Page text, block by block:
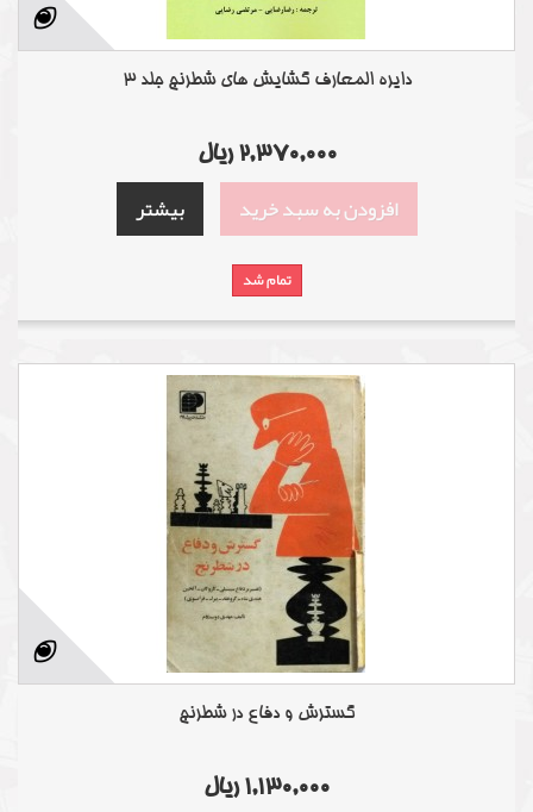
دایره المعارف گشایش های شطرنج جلد 3
2,370,000 ریال
افزودن به سبد خرید بیشتر
تمام شد
گسترش و دفاع در شطرنج
1,130,000 ریال